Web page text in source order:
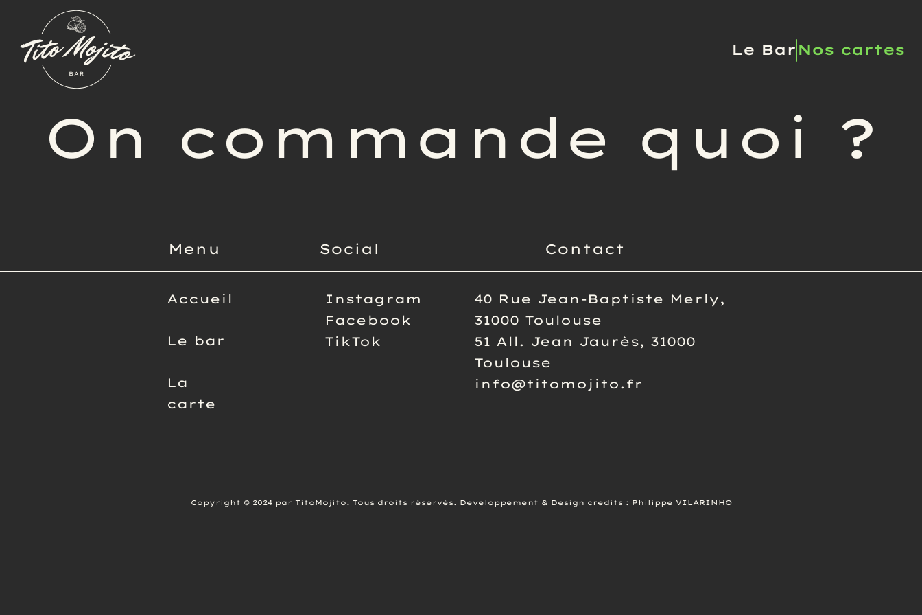
Le Bar Nos cartes
On commande quoi ?
Menu Social Contact
Accueil
Le bar
La
carte
Instagram
Facebook
TikTok
40 Rue Jean-Baptiste Merly,
31000 Toulouse
51 All. Jean Jaurès, 31000
Toulouse
info@titomojito.fr
Copyright © 2024 par TitoMojito. Tous droits réservés. Developpement & Design credits : Philippe VILARINHO